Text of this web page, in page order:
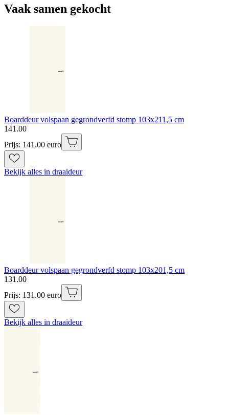
Vaak samen gekocht
Boarddeur volspaan gegrondverfd stomp 103x211,5 cm
141 .00
Prijs: 141.00 euro
Bekijk alles in draaideur
Boarddeur volspaan gegrondverfd stomp 103x201,5 cm
131 .00
Prijs: 131.00 euro
Bekijk alles in draaideur